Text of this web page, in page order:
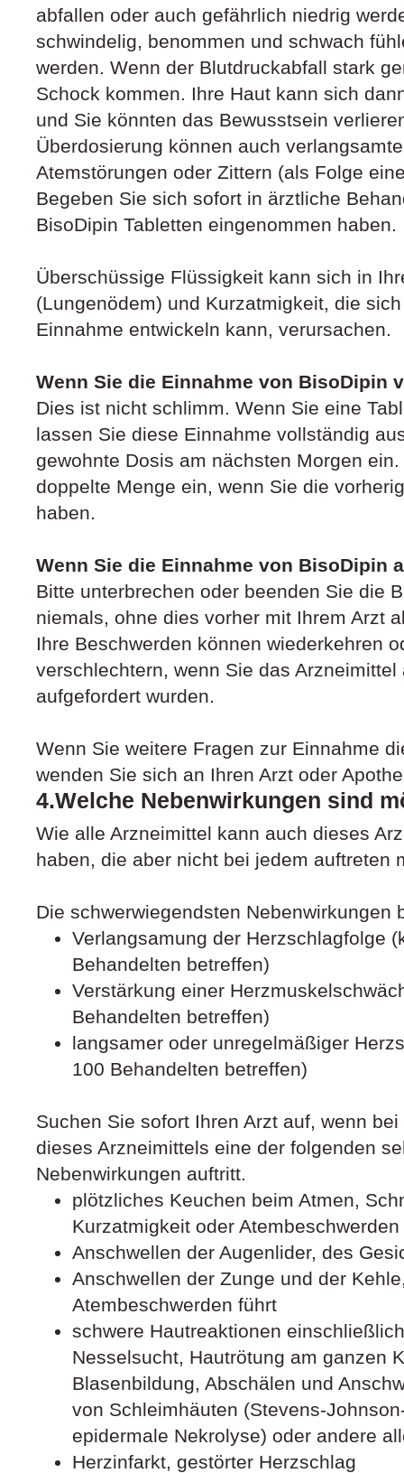
abfallen oder auch gefährlich niedrig
schwindelig, benommen und schwach
werden. Wenn der Blutdruckabfall stark
Schock kommen. Ihre Haut kann sich
und Sie könnten das Bewusstsein
Überdosierung können auch
Atemstörungen oder Zittern (als Folge
Begeben Sie sich sofort in ärztliche
BisoDipin Tabletten eingenommen haben.
Überschüssige Flüssigkeit kann sich in
(Lungenödem) und Kurzatmigkeit, die
Einnahme entwickeln kann, verursachen.
Wenn Sie die Einnahme von BisoDipin
Dies ist nicht schlimm. Wenn Sie eine
lassen Sie diese Einnahme vollständig
gewohnte Dosis am nächsten Morgen
doppelte Menge ein, wenn Sie die
haben.
Wenn Sie die Einnahme von BisoDipin
Bitte unterbrechen oder beenden Sie die
niemals, ohne dies vorher mit Ihrem Arzt
Ihre Beschwerden können wiederkehren
verschlechtern, wenn Sie das
aufgefordert wurden.
Wenn Sie weitere Fragen zur Einnahme
wenden Sie sich an Ihren Arzt oder
4.Welche Nebenwirkungen sind
Wie alle Arzneimittel kann auch dieses
haben, die aber nicht bei jedem auftreten
Die schwerwiegendsten Nebenwirkungen
Verlangsamung der Herzschlagfolge
Behandelten betreffen)
Verstärkung einer
Behandelten betreffen)
langsamer oder unregelmäßiger
100 Behandelten betreffen)
Suchen Sie sofort Ihren Arzt auf, wenn
dieses Arzneimittels eine der folgenden
Nebenwirkungen auftritt.
plötzliches Keuchen beim Atmen,
Kurzatmigkeit oder Atembeschwerden
Anschwellen der Augenlider, des
Anschwellen der Zunge und der
Atembeschwerden führt
schwere Hautreaktionen
Nesselsucht, Hautrötung am ganzen
Blasenbildung, Abschälen und
von Schleimhäuten (Stevens-
epidermale Nekrolyse) oder andere
Herzinfarkt, gestörter Herzschlag